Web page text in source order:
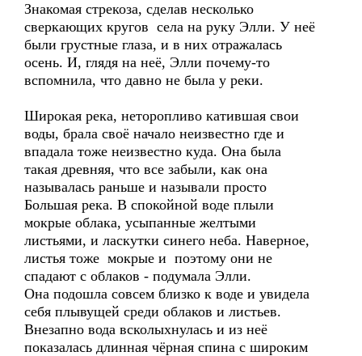
Знакомая стрекоза, сделав несколько
сверкающих кругов села на руку Элли. У неё
были грустные глаза, и в них отражалась
осень. И, глядя на неё, Элли почему-то
вспомнила, что давно не была у реки.
Широкая река, неторопливо катившая свои
воды, брала своё начало неизвестно где и
впадала тоже неизвестно куда. Она была
такая древняя, что все забыли, как она
называлась раньше и называли просто
Большая река. В спокойной воде плыли
мокрые облака, усыпанные желтыми
листьями, и ласкутки синего неба. Наверное,
листья тоже мокрые и поэтому они не
спадают с облаков - подумала Элли.
Она подошла совсем близко к воде и увидела
себя плывущей среди облаков и листьев.
Внезапно вода всколыхнулась и из неё
показалась длинная чёрная спина с широким